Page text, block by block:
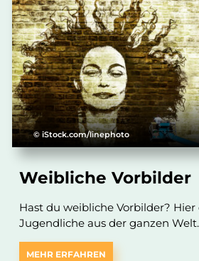
© iStock.com/linephoto
Weibliche Vorbilder
Hast du weibliche Vorbilder? Hier
Jugendliche aus der ganzen Welt.
MEHR ERFAHREN